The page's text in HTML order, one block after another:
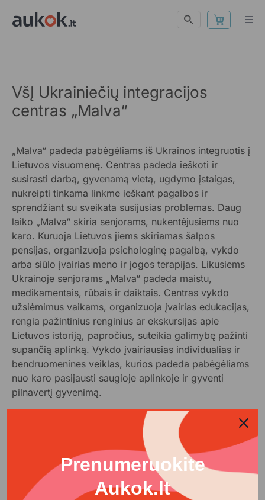
VšĮ Ukrainiečių integracijos
centras „Malva“
„Malva“ padeda pabėgėliams iš Ukrainos integruotis į
Lietuvos visuomenę. Centras padeda ieškoti ir
susirasti darbą, gyvenamą vietą, ugdymo įstaigas,
nukreipti tinkama linkme ieškant pagalbos ir
sprendžiant su sveikata susijusias problemas. Daug
laiko „Malva“ skiria senjorams, nukentėjusiems nuo
karo. Kuruoja Lietuvos jiems skiriamas šalpos
pensijas, organizuoja psichologinę pagalbą, vykdo
arba siūlo įvairias meno ir jogos terapijas. Likusiems
Ukrainoje senjorams „Malva“ padeda maistu,
medikamentais, rūbais ir daiktais. Centras vykdo
užsiėmimus vaikams, organizuoja įvairias edukacijas,
rengia pažintinius renginius ar ekskursijas apie
Lietuvos istoriją, papročius, suteikia galimybę pažinti
supančią aplinką. Vykdo įvairiausias individualias ir
bendruomenines veiklas, kurios padeda pabėgėliams
nuo karo pasijausti saugioje aplinkoje ir gyventi
pilnavertį gyvenimą.
Prenumeruokite
Aukok.lt